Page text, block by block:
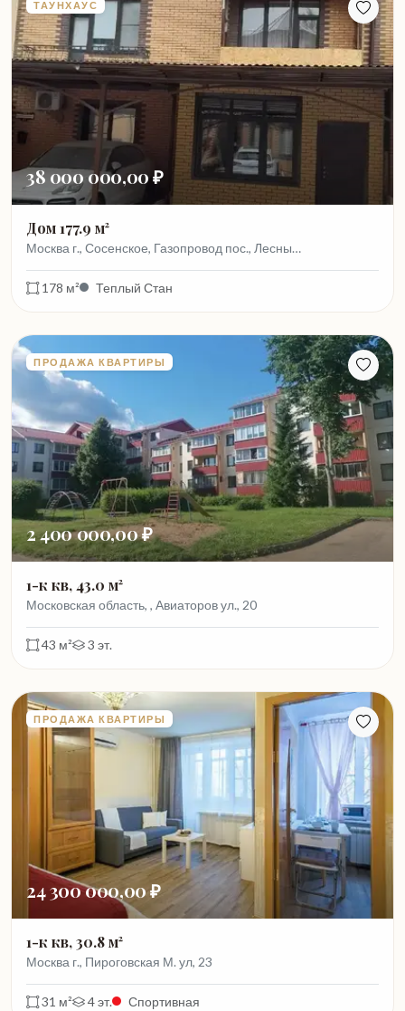
ТАУНХАУС
38 000 000,00 ₽
Дом 177.9 м²
Москва г., Сосенское, Газопровод пос., Лесны…
178 м² Теплый Стан
ПРОДАЖА КВАРТИРЫ
2 400 000,00 ₽
1-к кв, 43.0 м²
Московская область, , Авиаторов ул., 20
43 м² 3 эт.
ПРОДАЖА КВАРТИРЫ
24 300 000,00 ₽
1-к кв, 30.8 м²
Москва г., Пироговская М. ул, 23
31 м² 4 эт. Спортивная